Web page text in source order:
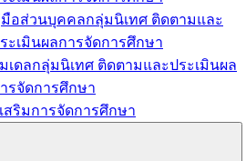
อส่วนบุคคลกลุ่มนิเทศ ติดตามและ
ะเมินผลการจัดการศึกษา
เดลกลุ่มนิเทศ ติดตามและประเมินผล
รจัดการศึกษา
สริมการจัดการศึกษา